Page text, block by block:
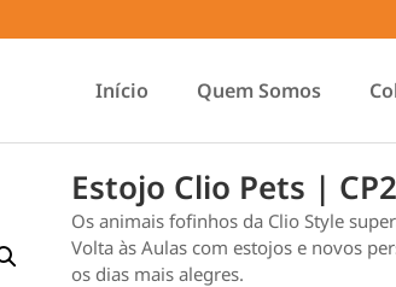
Início Quem Somos
Estojo Clio Pets |
Os animais fofinhos da Clio Style
Volta às Aulas com estojos e novos
os dias mais alegres.